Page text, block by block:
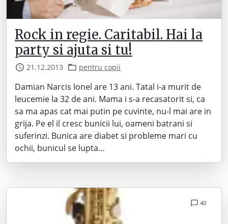
Rock in regie. Caritabil. Hai la
party si ajuta si tu!
21.12.2013 pentru copii
Damian Narcis Ionel are 13 ani. Tatal i-a murit de
leucemie la 32 de ani. Mama i s-a recasatorit si, ca
sa ma apas cat mai putin pe cuvinte, nu-l mai are in
grija. Pe el il cresc bunicii lui, oameni batrani si
suferinzi. Bunica are diabet si probleme mari cu
ochii, bunicul se lupta…
40